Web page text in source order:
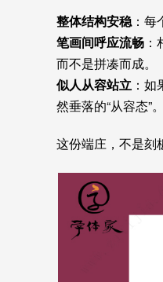
整体结构安稳：每
笔画间呼应流畅
而不是拼凑而成。
似人从容站立 ：
然垂落的“从容态”
这份端庄，不是刻